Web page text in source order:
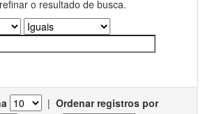
o resultado de busca.
| Ordenar registros por